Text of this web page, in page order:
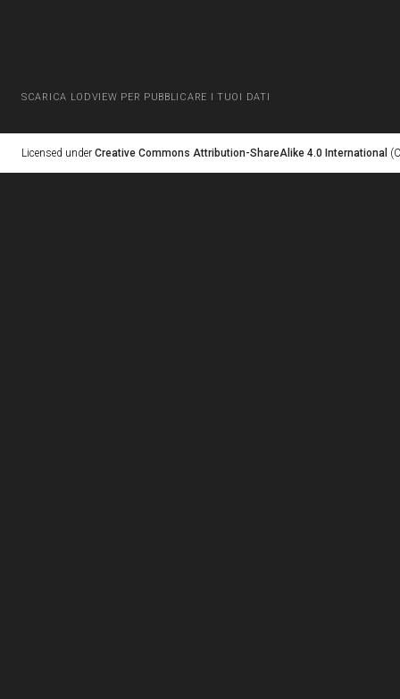
SCARICA LODVIEW PER PUBBLICARE I TUOI DATI
Licensed under Creative Commons Attribution-ShareAlike 4.0 International